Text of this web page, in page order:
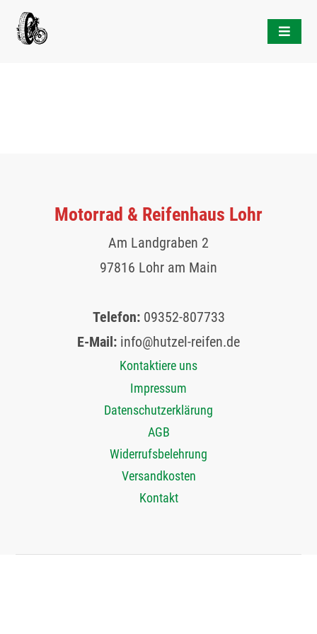
Motorrad & Reifenhaus Lohr
Am Landgraben 2
97816 Lohr am Main
Telefon:09352-807733
E-Mail: info@hutzel-reifen.de
Kontaktiere uns
Impressum
Datenschutzerklärung
AGB
Widerrufsbelehrung
Versandkosten
Kontakt